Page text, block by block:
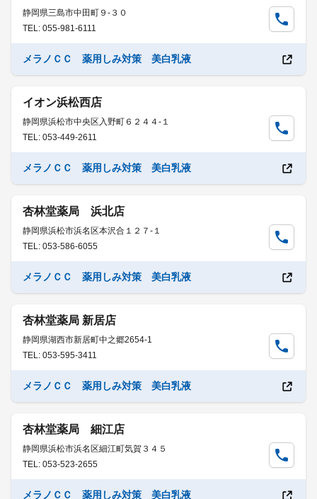
静岡県三島市中田町９-３０
TEL: 055-981-6111
メラノＣＣ 薬用しみ対策 美白乳液
イオン浜松西店
静岡県浜松市中央区入野町６２４４-１
TEL: 053-449-2611
メラノＣＣ 薬用しみ対策 美白乳液
杏林堂薬局 浜北店
静岡県浜松市浜名区本沢合１２７-１
TEL: 053-586-6055
メラノＣＣ 薬用しみ対策 美白乳液
杏林堂薬局 新居店
静岡県湖西市新居町中之郷2654-1
TEL: 053-595-3411
メラノＣＣ 薬用しみ対策 美白乳液
杏林堂薬局 細江店
静岡県浜松市浜名区細江町気賀３４５
TEL: 053-523-2655
メラノＣＣ 薬用しみ対策 美白乳液